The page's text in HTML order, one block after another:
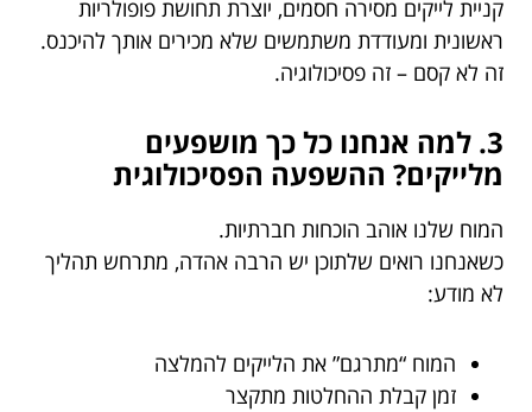
קניית לייקים מסירה חסמים, יוצרת תחושת פופולריות
ראשונית ומעודדת משתמשים שלא מכירים אותך להיכנס.
זה לא קסם – זה פסיכולוגיה.
3. למה אנחנו כל כך מושפעים
מלייקים? ההשפעה הפסיכולוגית
המוח שלנו אוהב הוכחות חברתיות.
כשאנחנו רואים שלתוכן יש הרבה אהדה, מתרחש תהליך
לא מודע:
המוח “מתרגם” את הלייקים להמלצה
זמן קבלת ההחלטות מתקצר